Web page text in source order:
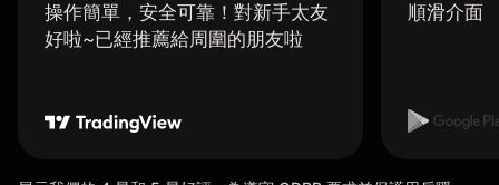
操作簡單，安全可靠！對新手太友
好啦~已經推薦給周圍的朋友啦
順滑介面